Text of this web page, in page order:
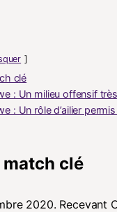
clé
: Un milieu offensif
: Un rôle d’ailier
match clé
2020. Recevant